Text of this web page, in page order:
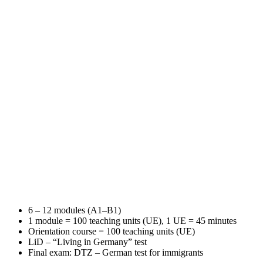
6 – 12 modules (A1–B1)
1 module = 100 teaching units (UE), 1 UE = 45 minutes
Orientation course = 100 teaching units (UE)
LiD – “Living in Germany” test
Final exam: DTZ – German test for immigrants